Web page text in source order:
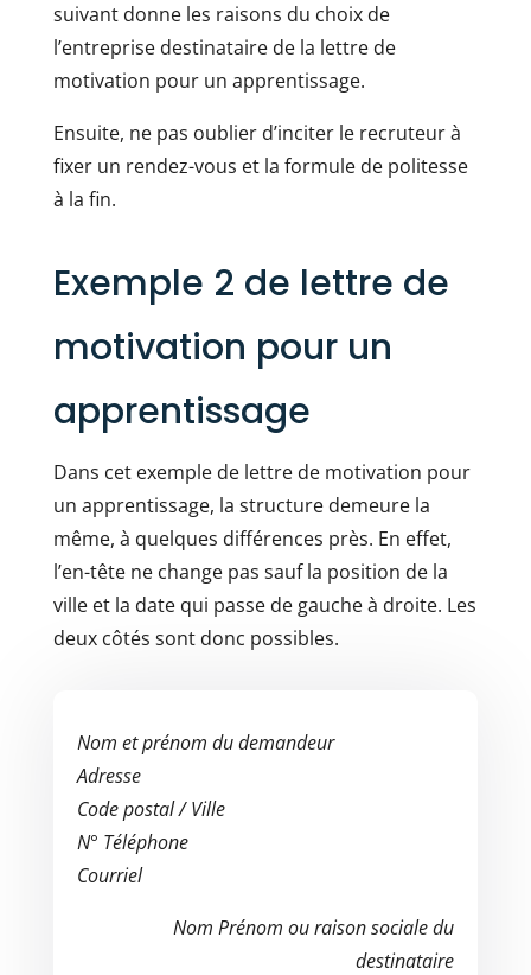
suivant donne les raisons du choix de
l’entreprise destinataire de la lettre de
motivation pour un apprentissage.
Ensuite, ne pas oublier d’inciter le recruteur à
fixer un rendez-vous et la formule de politesse
à la fin.
Exemple 2 de lettre de
motivation pour un
apprentissage
Dans cet exemple de lettre de motivation pour
un apprentissage, la structure demeure la
même, à quelques différences près. En effet,
l’en-tête ne change pas sauf la position de la
ville et la date qui passe de gauche à droite. Les
deux côtés sont donc possibles.
Nom et prénom du demandeur
Adresse
Code postal / Ville
N° Téléphone
Courriel
Nom Prénom ou raison sociale du
destinataire